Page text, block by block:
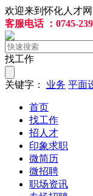
欢迎来到怀化人才
客服电话 ：0745-
找工作
关键字： 业务 平面
首页
找工作
招人才
印象求职
微简历
微招聘
职场资讯